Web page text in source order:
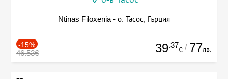
Ntinas Filoxenia - о. Тасос, Гърция
-15%
46.53€ 39.37
€ / 77лв.